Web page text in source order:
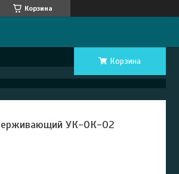
Корзина
Корзина
УК-ОК-02